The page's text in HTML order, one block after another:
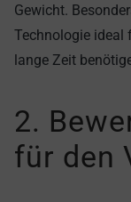
Gewicht.
Technologie ideal
lange Zeit
2.
für den